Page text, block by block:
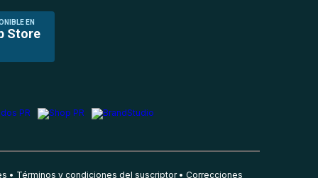
EN
Store
Términos y condiciones del suscriptor Correcciones